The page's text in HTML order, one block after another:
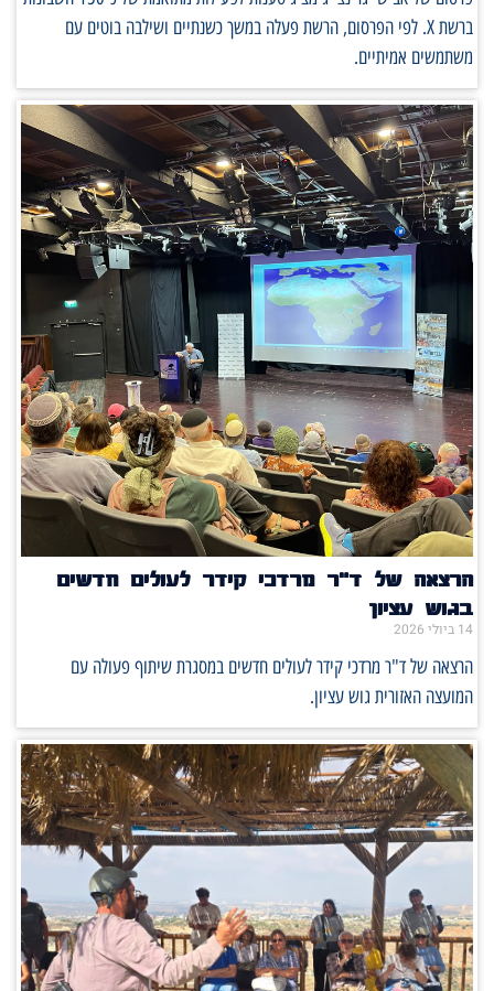
ברשת X. לפי הפרסום, הרשת פעלה במשך כשנתיים ושילבה בוטים עם
משתמשים אמיתיים.
הרצאה של ד"ר מרדכי קידר לעולים חדשים
בגוש עציון
14 ביולי 2026
הרצאה של ד"ר מרדכי קידר לעולים חדשים במסגרת שיתוף פעולה עם
המועצה האזורית גוש עציון.